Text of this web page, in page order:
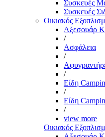
Συσκευές
Συσκευές
Οικιακός
Αξεσουάρ
/
Ασφάλεια
/
/
Είδη
/
Είδη
/
view more
Οικιακός